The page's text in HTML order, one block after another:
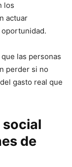
los
actuar
las personas
perder si no
gasto real que
social
de